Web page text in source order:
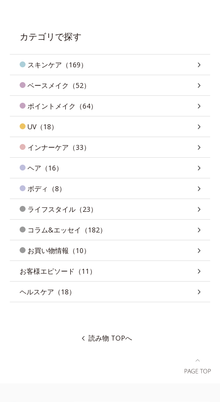
カテゴリで探す
スキンケア（169）
ベースメイク（52）
ポイントメイク（64）
UV（18）
インナーケア（33）
ヘア（16）
ボディ（8）
ライフスタイル（23）
コラム&エッセイ（182）
お買い物情報（10）
お客様エピソード（11）
ヘルスケア（18）
読み物 TOPへ